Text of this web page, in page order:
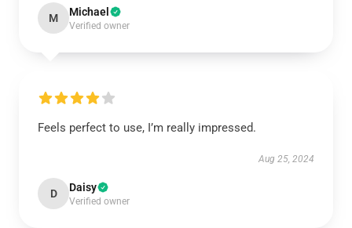
M Michael
Verified owner
Feels perfect to use, I’m really impressed.
Aug 25, 2024
D Daisy
Verified owner